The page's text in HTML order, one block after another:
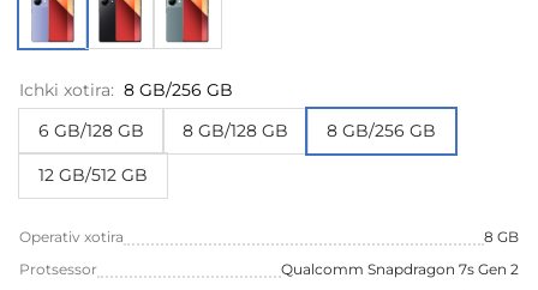
Ichki xotira: 8 GB/256 GB
6 GB/128 GB
8 GB/128 GB 8 GB/256 GB
12 GB/512 GB
Operativ xotira
8 GB
Protsessor
Qualcomm Snapdragon 7s Gen 2